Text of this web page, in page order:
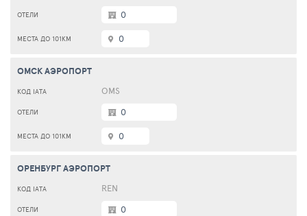
0
0
ОМСК АЭРОПОРТ
OMS
0
0
ОРЕНБУРГ АЭРОПОРТ
REN
0